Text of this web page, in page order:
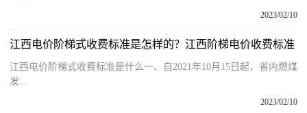
2023/02/10
江西电价阶梯式收费标准是怎样的？江西阶梯电价收费标准
江西电价阶梯式收费标准是什么一、自2021年10月15日起，省内燃煤
发...
2023/02/10